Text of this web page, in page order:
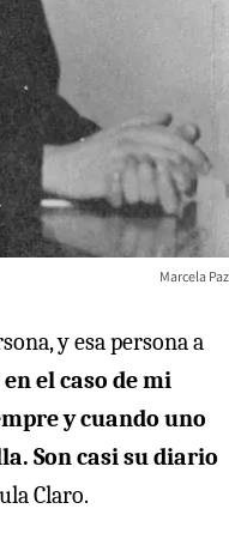
Marcela Paz
y esa persona a
el caso de mi
y cuando uno
Son casi su diario
Claro.